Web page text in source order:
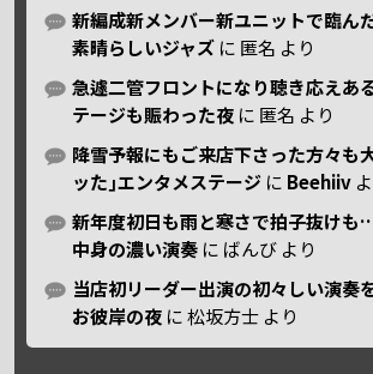
新編成新メンバー新ユニットで臨ん
素晴らしいジャズ に 匿名 より
急遽二管フロントになり聴き応えあ
テージも賑わった夜 に 匿名 より
降雪予報にもご来店下さった方々も
ッた｣エンタメステージ に Beehiiv
新年度初日も雨と寒さで拍子抜けも
中身の濃い演奏 に ばんび より
当店初リーダー出演の初々しい演奏
お彼岸の夜 に松坂方士 より